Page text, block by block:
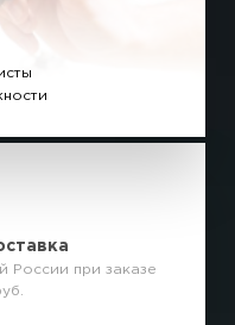
России при заказе